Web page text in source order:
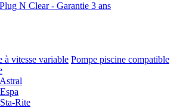
N Clear - Garantie 3 ans
à vitesse variable Pompe piscine compatible
Rite